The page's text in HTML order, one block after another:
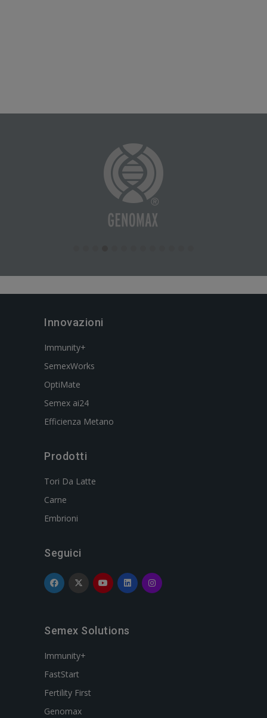
Innovazioni
Immunity+
SemexWorks
OptiMate
Semex ai24
Efficienza Metano
Prodotti
Tori Da Latte
Carne
Embrioni
Seguici
Semex Solutions
Immunity+
FastStart
Fertility First
Genomax